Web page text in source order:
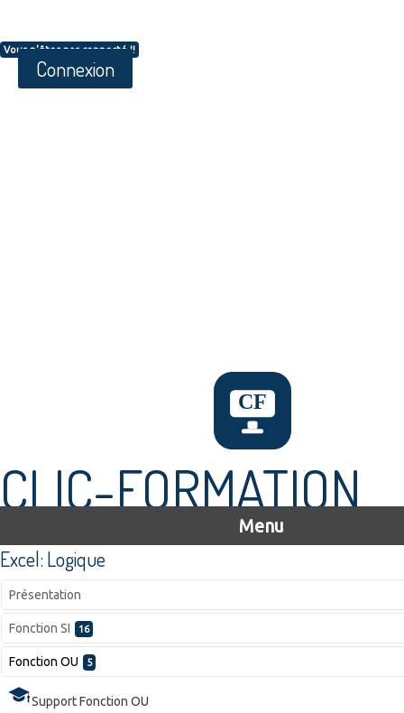
Vous n'êtes pas connecté !!
Connexion
CLIC-FORMATION
Menu
Excel: Logique
Présentation
Fonction SI 16
Fonction OU 5
Support Fonction OU